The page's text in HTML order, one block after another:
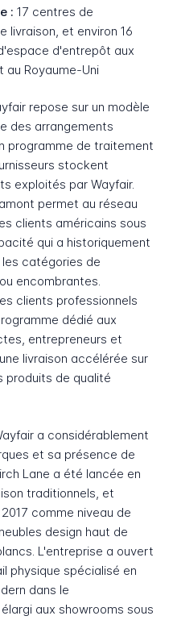
: 17 centres de
livraison, et environ 16
d'entrepôt aux
au Royaume-Uni
repose sur un modèle
des arrangements
programme de traitement
stockent
exploités par Wayfair.
permet au réseau
clients américains sous
qui a historiquement
catégories de
encombrantes.
clients professionnels
dédié aux
entrepreneurs et
livraison accélérée sur
produits de qualité
a considérablement
et sa présence de
Lane a été lancée en
traditionnels, et
comme niveau de
design haut de
L'entreprise a ouvert
physique spécialisé en
dans le
aux showrooms sous